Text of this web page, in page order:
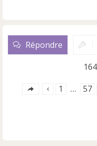
Répondre
1 … 57